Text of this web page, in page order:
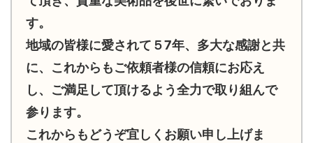
す。
地域の皆様に愛されて５7年、多大な感謝と共
に、これからもご依頼者様の信頼にお応え
し、ご満足して頂けるよう全力で取り組んで
参ります。
これからもどうぞ宜しくお願い申し上げま